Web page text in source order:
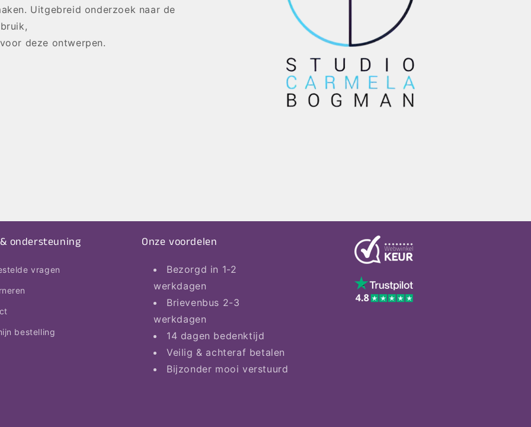
Uitgebreid onderzoek naar de
deze ontwerpen.
ondersteuning
vragen
bestelling
Onze voordelen
Bezorgd in 1-2
werkdagen
Brievenbus 2-3
werkdagen
14 dagen bedenktijd
Veilig & achteraf betalen
Bijzonder mooi verstuurd